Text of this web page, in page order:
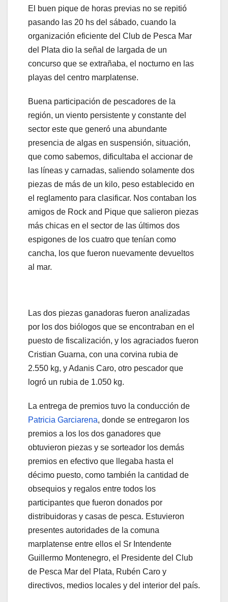
El buen pique de horas previas no se repitió
pasando las 20 hs del sábado, cuando la
organización eficiente del Club de Pesca Mar
del Plata dio la señal de largada de un
concurso que se extrañaba, el nocturno en las
playas del centro marplatense.
Buena participación de pescadores de la
región, un viento persistente y constante del
sector este que generó una abundante
presencia de algas en suspensión, situación,
que como sabemos, dificultaba el accionar de
las líneas y carnadas, saliendo solamente dos
piezas de más de un kilo, peso establecido en
el reglamento para clasificar. Nos contaban los
amigos de Rock and Pique que salieron piezas
más chicas en el sector de las últimos dos
espigones de los cuatro que tenían como
cancha, los que fueron nuevamente devueltos
al mar.
Las dos piezas ganadoras fueron analizadas
por los dos biólogos que se encontraban en el
puesto de fiscalización, y los agraciados fueron
Cristian Guarna, con una corvina rubia de
2.550 kg, y Adanis Caro, otro pescador que
logró un rubia de 1.050 kg.
La entrega de premios tuvo la conducción de
Patricia Garciarena, donde se entregaron los
premios a los los dos ganadores que
obtuvieron piezas y se sorteador los demás
premios en efectivo que llegaba hasta el
décimo puesto, como también la cantidad de
obsequios y regalos entre todos los
participantes que fueron donados por
distribuidoras y casas de pesca. Estuvieron
presentes autoridades de la comuna
marplatense entre ellos el Sr Intendente
Guillermo Montenegro, el Presidente del Club
de Pesca Mar del Plata, Rubén Caro y
directivos, medios locales y del interior del país.